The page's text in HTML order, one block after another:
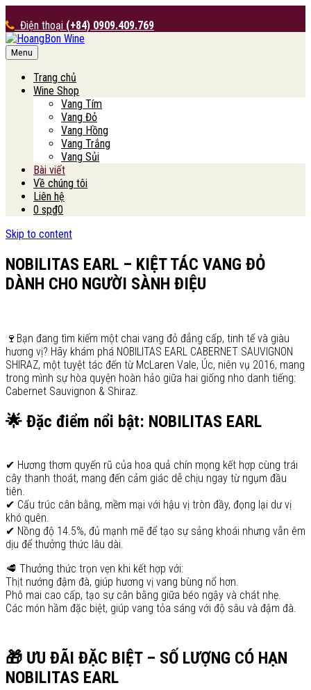
Điện thoại (+84) 0909.409.769
HoangBon Wine
Menu
Trang chủ
Wine Shop
Vang Tím
Vang Đỏ
Vang Hồng
Vang Trắng
Vang Sủi
Bài viết
Về chúng tôi
Liên hệ
0 sp₫0
Skip to content
NOBILITAS EARL – KIỆT TÁC VANG ĐỎ
DÀNH CHO NGƯỜI SÀNH ĐIỆU
🍷Bạn đang tìm kiếm một chai vang đỏ đẳng cấp, tinh tế và giàu
hương vị? Hãy khám phá NOBILITAS EARL CABERNET SAUVIGNON
SHIRAZ, một tuyệt tác đến từ McLaren Vale, Úc, niên vụ 2016, mang
trong mình sự hòa quyện hoàn hảo giữa hai giống nho danh tiếng:
Cabernet Sauvignon & Shiraz.
🌟 Đặc điểm nổi bật: NOBILITAS EARL
✔ Hương thơm quyến rũ của hoa quả chín mọng kết hợp cùng trái
cây thanh thoát, mang đến cảm giác dễ chịu ngay từ ngụm đầu
tiên.
✔ Cấu trúc cân bằng, mềm mại với hậu vị tròn đầy, đọng lại dư vị
khó quên.
✔ Nồng độ 14.5%, đủ mạnh mẽ để tạo sự sảng khoái nhưng vẫn êm
dịu để thưởng thức lâu dài.
🥩 Thưởng thức trọn vẹn khi kết hợp với:
Thịt nướng đậm đà, giúp hương vị vang bùng nổ hơn.
Phô mai cao cấp, tạo sự cân bằng giữa béo ngậy và chát nhẹ.
Các món hầm đặc biệt, giúp vang tỏa sáng với độ sâu và đậm đà.
🎁 ƯU ĐÃI ĐẶC BIỆT – SỐ LƯỢNG CÓ HẠN
NOBILITAS EARL